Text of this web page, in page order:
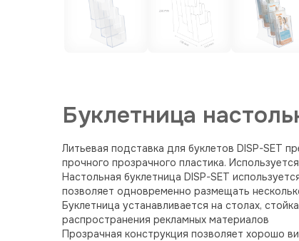
Буклетница
Литьевая подставка для буклетов DISP-SET
прочного прозрачного пластика.
Настольная буклетница DISP-SET
позволяет одновременно размещать
Буклетница устанавливается на столах,
распространения рекламных материалов
Прозрачная конструкция позволяет хорошо